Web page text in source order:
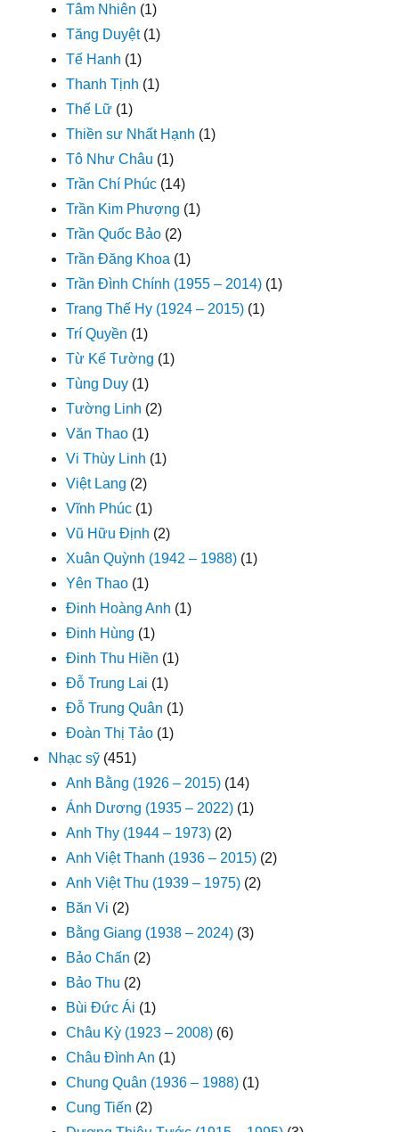
Tâm Nhiên (1)
Tăng Duyệt(1)
Tế Hanh (1)
Thanh Tịnh (1)
Thế Lữ (1)
Thiền sư Nhất Hạnh (1)
Tô Như Châu (1)
Trần Chí Phúc (14)
Trần Kim Phượng (1)
Trần Quốc Bảo (2)
Trần Đăng Khoa (1)
Trần Đình Chính (1955 – 2014) (1)
Trang Thế Hy (1924 – 2015) (1)
Trí Quyền (1)
Từ Kế Tường (1)
Tùng Duy (1)
Tường Linh (2)
Văn Thao (1)
Vi Thùy Linh (1)
Việt Lang (2)
Vĩnh Phúc (1)
Vũ Hữu Định (2)
Xuân Quỳnh (1942 – 1988) (1)
Yên Thao (1)
Đinh Hoàng Anh (1)
Đinh Hùng (1)
Đinh Thu Hiền (1)
Đỗ Trung Lai (1)
Đỗ Trung Quân (1)
Đoàn Thị Tảo (1)
Nhạc sỹ (451)
Anh Bằng (1926 – 2015) (14)
Ánh Dương (1935 – 2022) (1)
Anh Thy (1944 – 1973) (2)
Anh Việt Thanh (1936 – 2015) (2)
Anh Việt Thu (1939 – 1975) (2)
Băn Vi (2)
Bằng Giang (1938 – 2024) (3)
Bảo Chấn (2)
Bảo Thu (2)
Bùi Đức Ái (1)
Châu Kỳ (1923 – 2008) (6)
Châu Đình An (1)
Chung Quân (1936 – 1988) (1)
Cung Tiến (2)